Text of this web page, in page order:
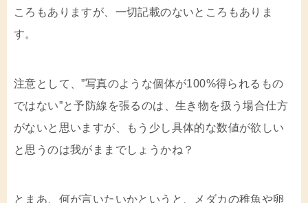
ころもありますが、一切記載のないところもありま
す。
注意として、”写真のような個体が100%得られるもの
ではない”と予防線を張るのは、生き物を扱う場合仕方
がないと思いますが、もう少し具体的な数値が欲しい
と思うのは我がままでしょうかね？
とまあ、何が言いたいかというと、メダカの稚魚や卵